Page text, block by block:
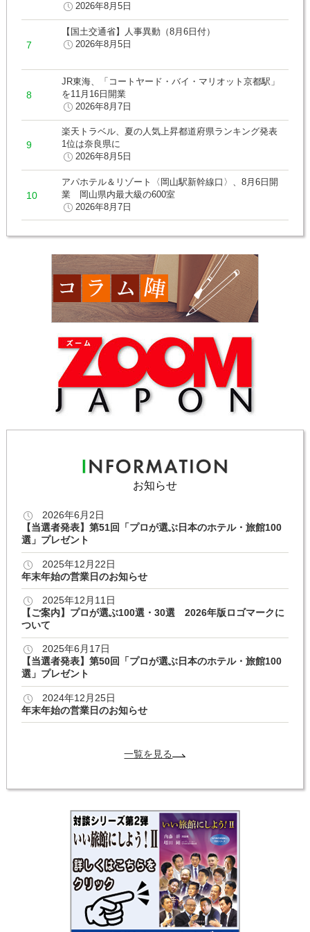
2026年8月5日
【国土交通省】人事異動（8月6日付）
2026年8月5日
JR東海、「コートヤード・バイ・マリオット京都駅」
を11月16日開業
2026年8月7日
楽天トラベル、夏の人気上昇都道府県ランキング発表
1位は奈良県に
2026年8月5日
アパホテル＆リゾート〈岡山駅新幹線口〉、8月6日開
業 岡山県内最大級の600室
2026年8月7日
お知らせ
2026年6月2日
【当選者発表】第51回「プロが選ぶ日本のホテル・旅館100
選」プレゼント
2025年12月22日
年末年始の営業日のお知らせ
2025年12月11日
【ご案内】プロが選ぶ100選・30選 2026年版ロゴマークに
ついて
2025年6月17日
【当選者発表】第50回「プロが選ぶ日本のホテル・旅館100
選」プレゼント
2024年12月25日
年末年始の営業日のお知らせ
一覧を見る